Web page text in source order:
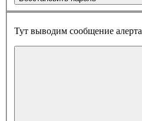
Тут выводим сообщение алерта